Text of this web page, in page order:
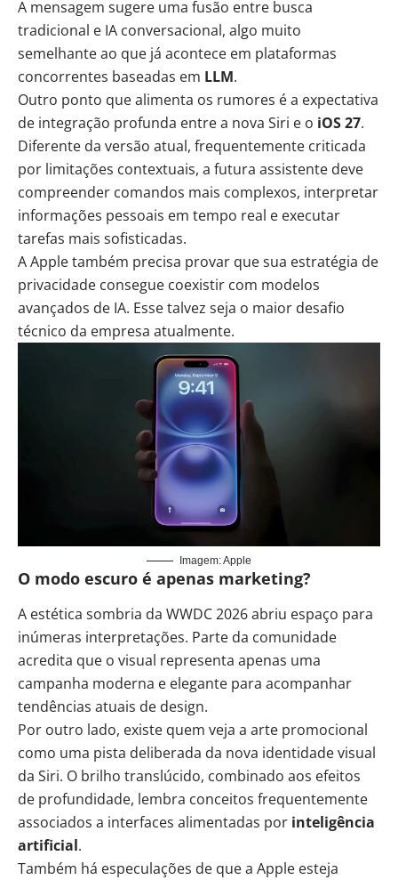
A mensagem sugere uma fusão entre busca
tradicional e IA conversacional, algo muito
semelhante ao que já acontece em plataformas
concorrentes baseadas em LLM.
Outro ponto que alimenta os rumores é a expectativa
de integração profunda entre a nova Siri e o iOS 27.
Diferente da versão atual, frequentemente criticada
por limitações contextuais, a futura assistente deve
compreender comandos mais complexos, interpretar
informações pessoais em tempo real e executar
tarefas mais sofisticadas.
A Apple também precisa provar que sua estratégia de
privacidade consegue coexistir com modelos
avançados de IA. Esse talvez seja o maior desafio
técnico da empresa atualmente.
Imagem: Apple
O modo escuro é apenas marketing?
A estética sombria da WWDC 2026 abriu espaço para
inúmeras interpretações. Parte da comunidade
acredita que o visual representa apenas uma
campanha moderna e elegante para acompanhar
tendências atuais de design.
Por outro lado, existe quem veja a arte promocional
como uma pista deliberada da nova identidade visual
da Siri. O brilho translúcido, combinado aos efeitos
de profundidade, lembra conceitos frequentemente
associados a interfaces alimentadas por inteligência
artificial.
Também há especulações de que a Apple esteja